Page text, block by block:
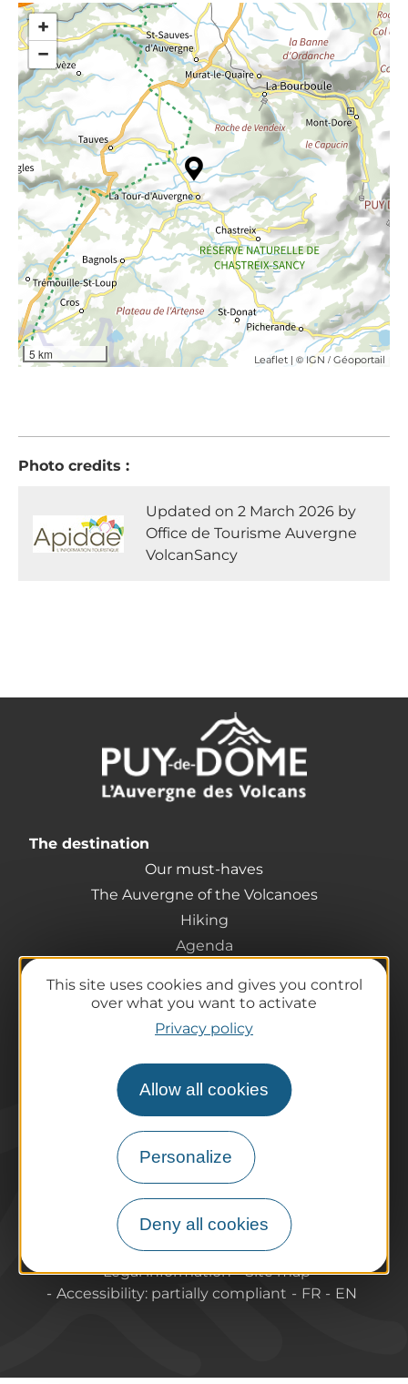
This site uses cookies and gives you control
over what you want to activate
Privacy policy
Allow all cookies
Personalize
Deny all cookies
+
−
5 km Leaflet | © IGN / Géoportail
Photo credits :
Updated on 2 March 2026 by
Office de Tourisme Auvergne
VolcanSancy
The destination
Our must-haves
The Auvergne of the Volcanoes
Hiking
Agenda
Practical information
Tourist offices
Accessible destinations
Pro / Partners
Pro & press area
Labels & Qualifications
About Puy-de-Dome Tourisme
Legal information
Site map
Accessibility: partially compliant
FR EN